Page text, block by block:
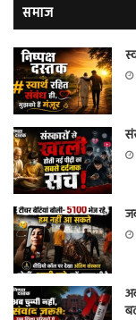
समाज